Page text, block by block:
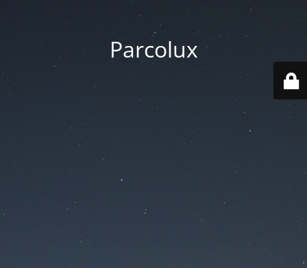
Parcolux